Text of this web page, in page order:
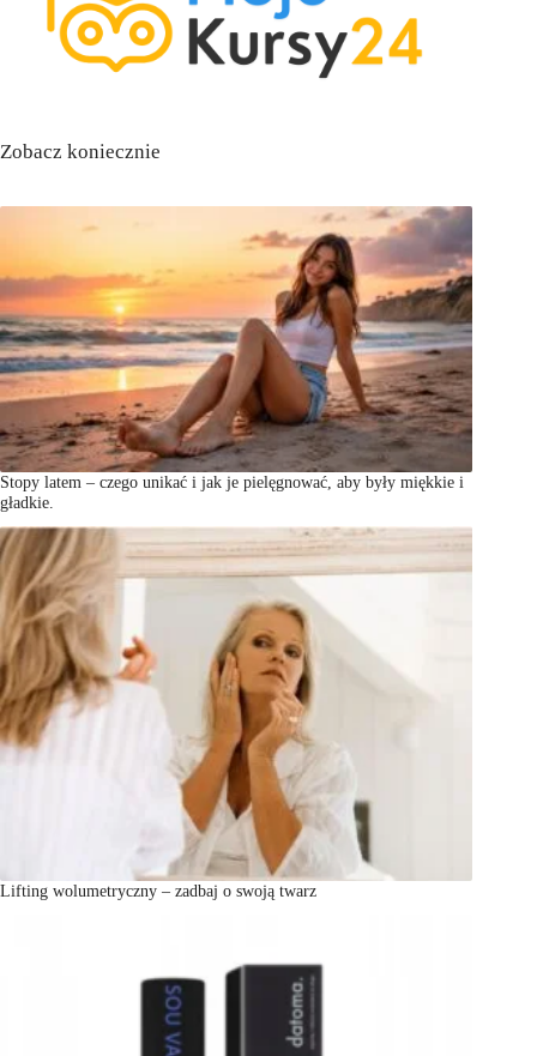
Zobacz koniecznie
Stopy latem – czego unikać i jak je pielęgnować, aby były miękkie i
gładkie.
Lifting wolumetryczny – zadbaj o swoją twarz